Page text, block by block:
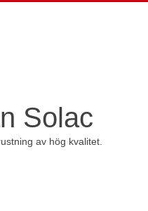
Solac
av hög kvalitet.